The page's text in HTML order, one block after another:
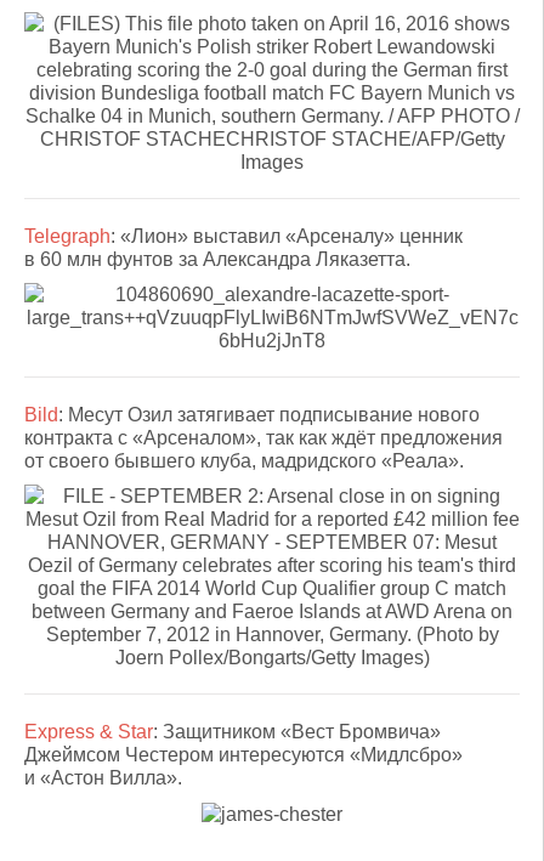
Telegraph: «Лион» выставил «Арсеналу» ценник
в 60 млн фунтов за Александра Ляказетта.
Bild: Месут Озил затягивает подписывание нового
контракта с «Арсеналом», так как ждёт предложения
от своего бывшего клуба, мадридского «Реала».
Express & Star: Защитником «Вест Бромвича»
Джеймсом Честером интересуются «Мидлсбро»
и «Астон Вилла».